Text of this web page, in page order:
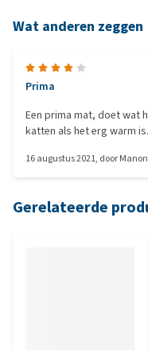
Wat anderen zeggen
Prima
Een prima mat, doet wat
katten als het erg warm
Ook voor jezelf is hij niet
16 augustus 2021, doorManon
Gerelateerde